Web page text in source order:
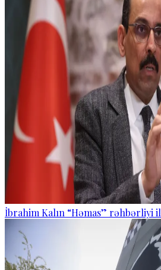
İbrahim Kalın “Həmas” rəhbərliyi